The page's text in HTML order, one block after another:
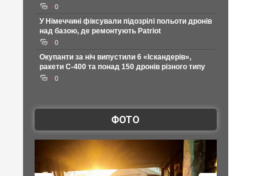
0
У Німеччині фіксували підозрілі польоти дронів
над базою, де ремонтують Patriot
0
Окупанти за ніч випустили 6 «Іскандерів»,
ракети С-400 та понад 150 дронів різного типу
0
ФОТО